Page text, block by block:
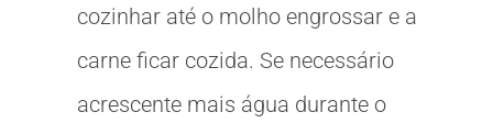
cozinhar até o molho engrossar e a
carne ficar cozida. Se necessário
acrescente mais água durante o